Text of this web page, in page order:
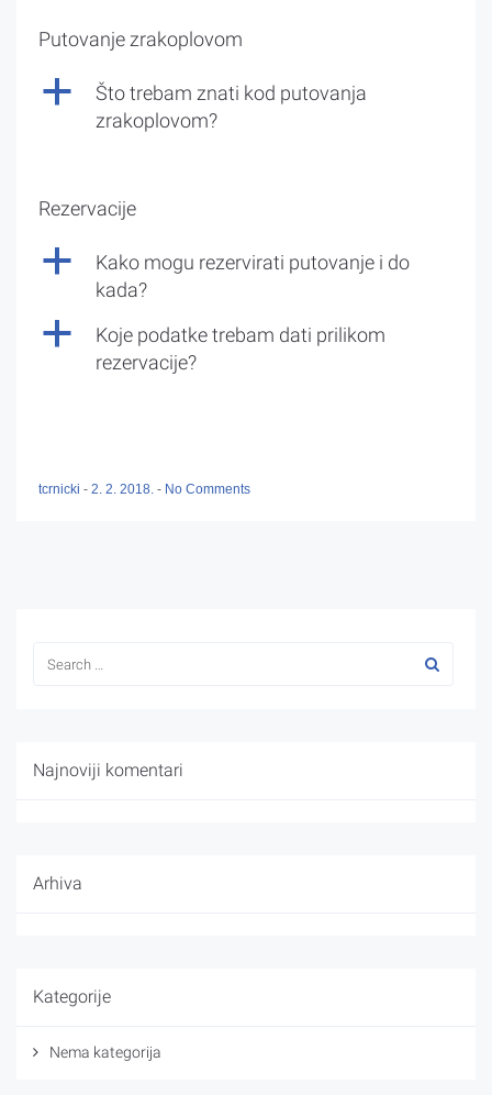
Putovanje zrakoplovom
a
Što trebam znati kod putovanja
zrakoplovom?
Rezervacije
a
Kako mogu rezervirati putovanje i do
kada?
a
Koje podatke trebam dati prilikom
rezervacije?
tcrnicki - 2. 2. 2018. - No Comments
Najnoviji komentari
Arhiva
Kategorije
Nema kategorija